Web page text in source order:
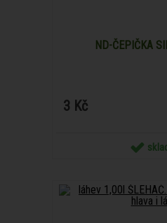
ND-ČEPIČKA
3 Kč